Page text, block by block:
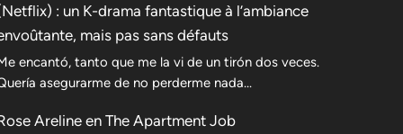
: un K-drama fantastique à l’ambiance
mais pas sans défauts
encantó, tanto que me la vi de un tirón dos veces.
asegurarme de no perderme nada…
Areline en The Apartment Job